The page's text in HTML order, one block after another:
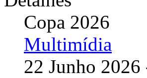
Copa 2026
Multimídia
22 Junho 2026